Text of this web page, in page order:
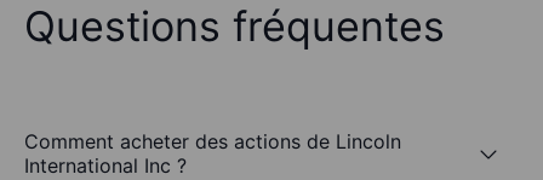
Questions fréquentes
Comment acheter des actions de Lincoln
International Inc ?